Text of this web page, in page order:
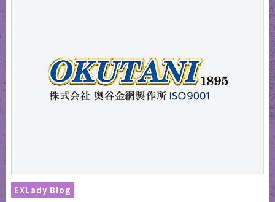
EXLady Blog